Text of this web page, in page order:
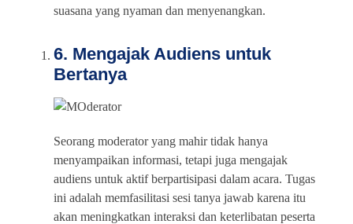
suasana yang nyaman dan menyenangkan.
6. Mengajak Audiens untuk
Bertanya
Seorang moderator yang mahir tidak hanya
menyampaikan informasi, tetapi juga mengajak
audiens untuk aktif berpartisipasi dalam acara. Tugas
ini adalah memfasilitasi sesi tanya jawab karena itu
akan meningkatkan interaksi dan keterlibatan peserta